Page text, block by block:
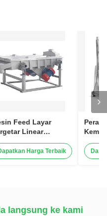
Feed Layar
Linear
Makanan
Harga Terbaik
Steel
langsung ke kami